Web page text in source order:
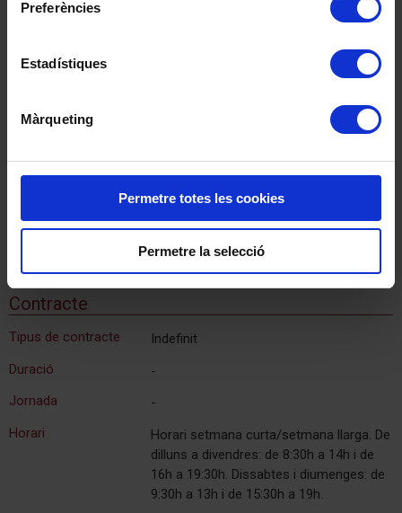
Preferències
Estadístiques
Màrqueting
Permetre totes les cookies
Permetre la selecció
Salari
935 euros bruts/mes x 14 pagues
Contracte
Tipus de contracte
Indefinit
Duració
-
Jornada
-
Horari
Horari setmana curta/setmana llarga. De
dilluns a divendres: de 8:30h a 14h i de
16h a 19:30h. Dissabtes i diumenges: de
9:30h a 13h i de 15:30h a 19h.